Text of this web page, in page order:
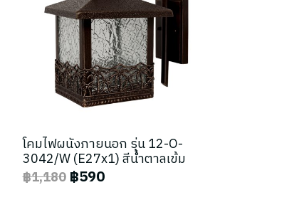
โคมไฟผนังภายนอก รุ่น 12-O-
3042/W (E27x1) สีน้ำตาลเข้ม
฿1,180 ฿590